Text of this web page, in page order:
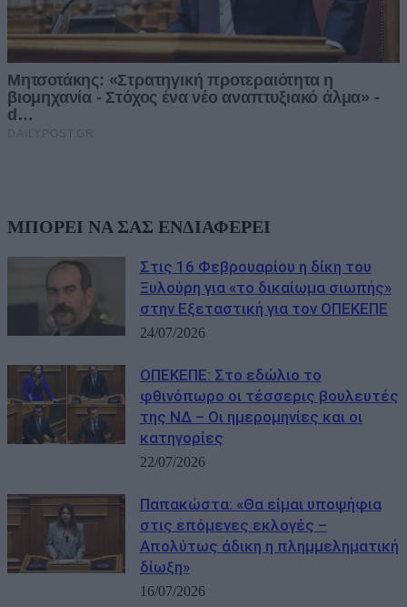
ΜΠΟΡΕΙ ΝΑ ΣΑΣ ΕΝΔΙΑΦΕΡΕΙ
Στις 16 Φεβρουαρίου η δίκη του
Ξυλούρη για «το δικαίωμα σιωπής»
στην Εξεταστική για τον ΟΠΕΚΕΠΕ
24/07/2026
ΟΠΕΚΕΠΕ: Στο εδώλιο το
φθινόπωρο οι τέσσερις βουλευτές
της ΝΔ – Οι ημερομηνίες και οι
κατηγορίες
22/07/2026
Παπακώστα: «Θα είμαι υποψήφια
στις επόμενες εκλογές –
Απολύτως άδικη η πλημμεληματική
δίωξη»
16/07/2026